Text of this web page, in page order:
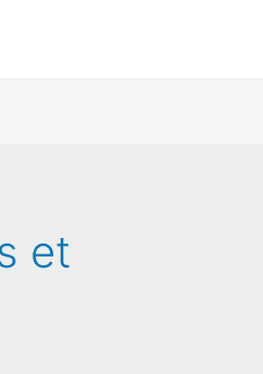
et